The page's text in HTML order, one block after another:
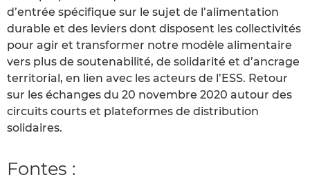
d’entrée spécifique sur le sujet de l’alimentation
durable et des leviers dont disposent les collectivités
pour agir et transformer notre modèle alimentaire
vers plus de soutenabilité, de solidarité et d’ancrage
territorial, en lien avec les acteurs de l’ESS. Retour
sur les échanges du 20 novembre 2020 autour des
circuits courts et plateformes de distribution
solidaires.
Fontes :